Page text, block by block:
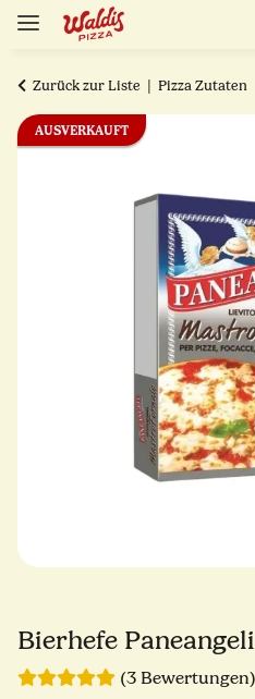
Zurück zur Liste Pizza Zutaten
AUSVERKAUFT
Bierhefe
(3 Bewertungen)